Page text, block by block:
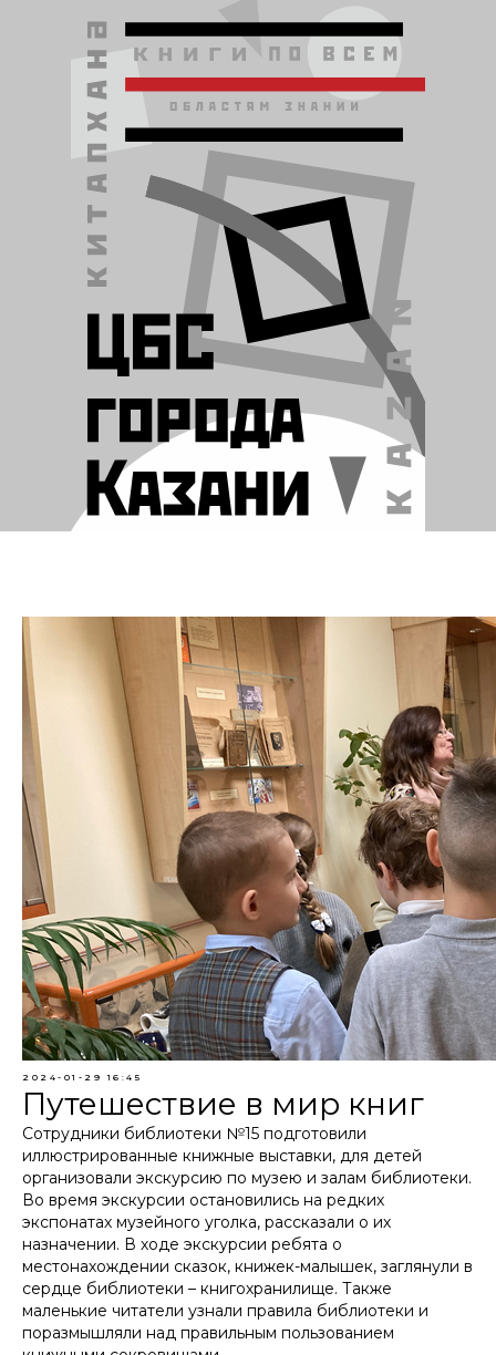
2024-01-29 16:45
Путешествие в мир книг
Сотрудники библиотеки №15 подготовили
иллюстрированные книжные выставки, для детей
организовали экскурсию по музею и залам библиотеки.
Во время экскурсии остановились на редких
экспонатах музейного уголка, рассказали о их
назначении. В ходе экскурсии ребята о
местонахождении сказок, книжек-малышек, заглянули в
сердце библиотеки – книгохранилище. Также
маленькие читатели узнали правила библиотеки и
поразмышляли над правильным пользованием